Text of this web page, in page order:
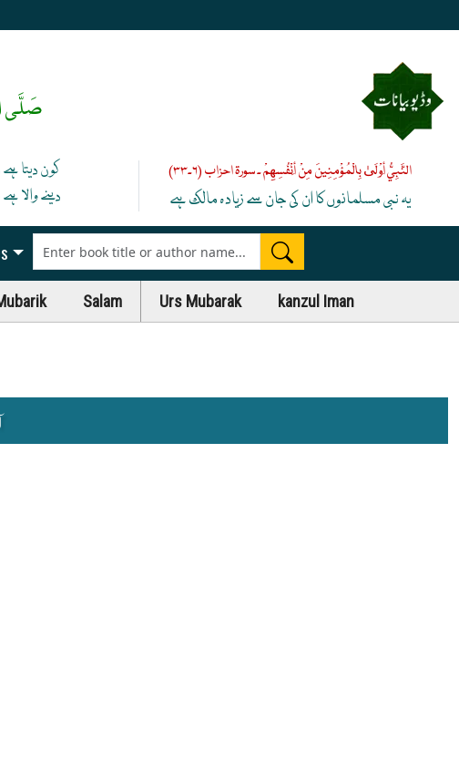
صَلَّی
کون دیتا
دینے والا
النَّبِيُّ أَوْلَىٰ بِالْمُؤْمِنِينَ مِنْ أَنْفُسِهِمْ ۔ سورۃ احزاب (۶۔۳۳)
یہ نبی مسلمانوں کا ان کی جان سے زیادہ مالک ہے
Salam Urs Mubarak kanzul Iman